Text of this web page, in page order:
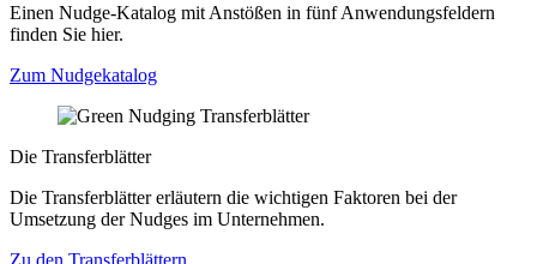
Einen Nudge-Katalog mit Anstößen in fünf Anwendungsfeldern
finden Sie hier.
Zum Nudgekatalog
Die Transferblätter
Die Transferblätter erläutern die wichtigen Faktoren bei der
Umsetzung der Nudges im Unternehmen.
Zu den Transferblättern